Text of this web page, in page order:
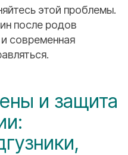
этой проблемы.
после родов
современная
и защита